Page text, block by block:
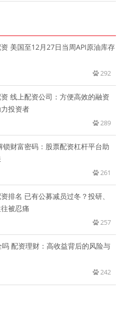
美国至12月27日当周API原油库存
292
线上配资公司：方便高效的融资
投资者
289
锁财富密码：股票配资杠杆平台助
261
排名 已有公募减员过冬？投研、
被忍痛
257
配资理财：高收益背后的风险与
242